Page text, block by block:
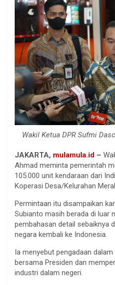
Wakil Ketua DPR Sufmi
JAKARTA, mulamula.id –
Ahmad meminta pemerintah
105.000 unit kendaraan dari
Koperasi Desa/Kelurahan
Permintaan itu disampaikan
Subianto masih berada di luar
pembahasan detail sebaiknya
negara kembali ke Indonesia.
Ia menyebut pengadaan
bersama Presiden dan
industri dalam negeri.